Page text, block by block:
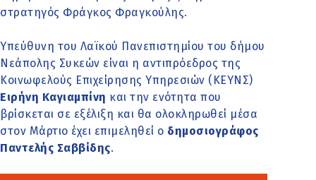
στρατηγός Φράγκος Φραγκούλης.
Υπεύθυνη του Λαϊκού Πανεπιστημίου του δήμου
Νεάπολης Συκεών είναι η αντιπρόεδρος της
Κοινωφελούς Επιχείρησης Υπηρεσιών (ΚΕΥΝΣ)
Ειρήνη Καγιαμπίνη και την ενότητα που
βρίσκεται σε εξέλιξη και θα ολοκληρωθεί μέσα
στον Μάρτιο έχει επιμεληθεί ο δημοσιογράφος
Παντελής Σαββίδης.